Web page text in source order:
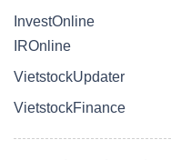
InvestOnline
IROnline
VietstockUpdater
VietstockFinance